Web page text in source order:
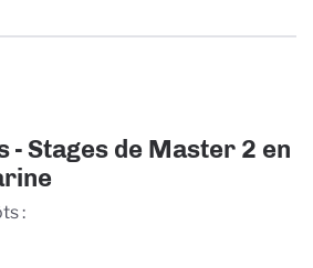
- Stages de Master 2 en